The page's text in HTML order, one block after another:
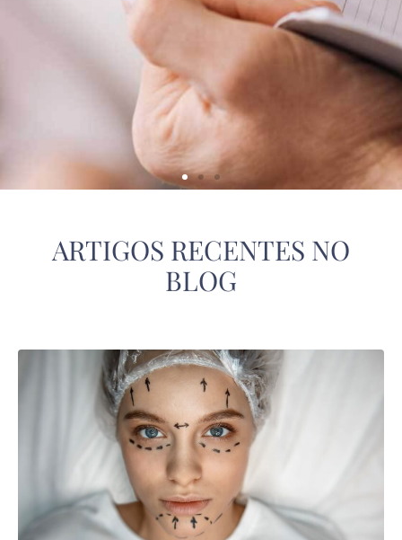
ARTIGOS RECENTES NO
BLOG